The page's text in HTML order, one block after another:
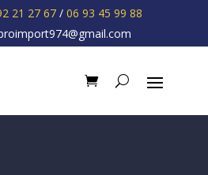
21 27 67 /06 93 45 99 88